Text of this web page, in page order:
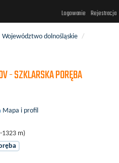
Logowanie Rejestracja
Województwo dolnośląskie /
- SZKLARSKA PORĘBA
Mapa i profil
1323 m)